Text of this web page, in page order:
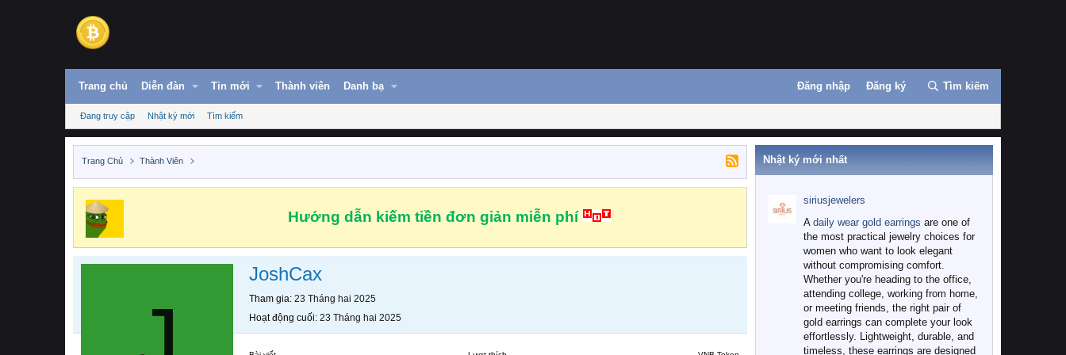
Trang chủ Diễn đàn Tin mới Thành viên Danh bạ Đăng nhập Đăng ký Tìm kiếm
Đang truy cập Nhật ký mới Tìm kiếm
Trang Chủ Thành Viên
Hướng dẫn kiếm tiền đơn giản miễn phí
JoshCax
Tham gia 23 Tháng hai 2025
Hoạt động cuối 23 Tháng hai 2025
Nhật ký mới nhất
siriusjewelers
A daily wear gold earrings are one of
the most practical jewelry choices for
women who want to look elegant
without compromising comfort.
Whether you're heading to the office,
attending college, working from home,
or meeting friends, the right pair of
gold earrings can complete your look
effortlessly. Lightweight, durable, and
timeless, these earrings are designed